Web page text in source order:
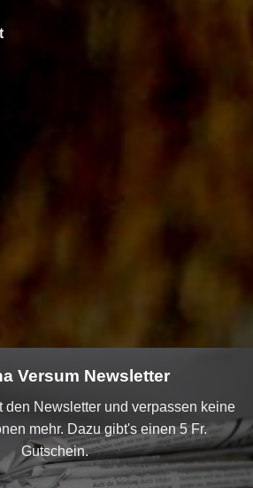
Versum Newsletter
den Newsletter und verpassen keine
mehr. Dazu gibt's einen 5 Fr.
Gutschein.